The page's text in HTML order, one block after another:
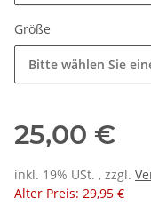
Größe
Bitte wählen Sie
25,00 €
inkl. 19% USt. , zzgl.
Alter Preis: 29,95 €